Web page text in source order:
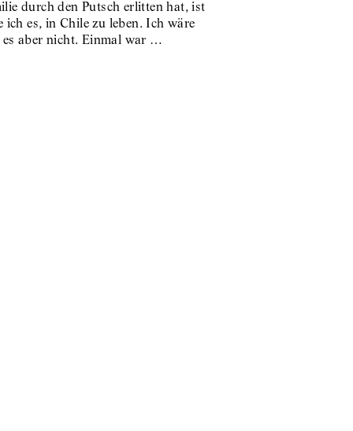
durch den Putsch erlitten hat, ist
ich es, in Chile zu leben. Ich wäre
es aber nicht. Einmal war …